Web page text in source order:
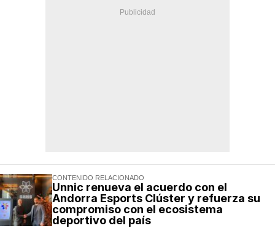
CONTENIDO RELACIONADO
Unnic renueva el acuerdo con el
Andorra Esports Clúster y refuerza su
compromiso con el ecosistema
deportivo del país